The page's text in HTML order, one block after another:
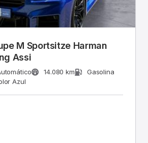
M Sportsitze Harman
Assi
14.080 km
Gasolina
Azul